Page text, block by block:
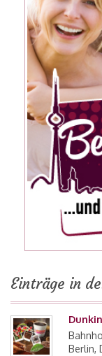
Einträge in
Berlin,